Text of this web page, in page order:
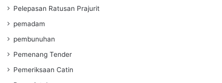
Pelepasan Ratusan Prajurit
pemadam
pembunuhan
Pemenang Tender
Pemeriksaan Catin